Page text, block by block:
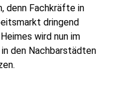
denn Fachkräfte in
dringend
wird nun im
den Nachbarstädten